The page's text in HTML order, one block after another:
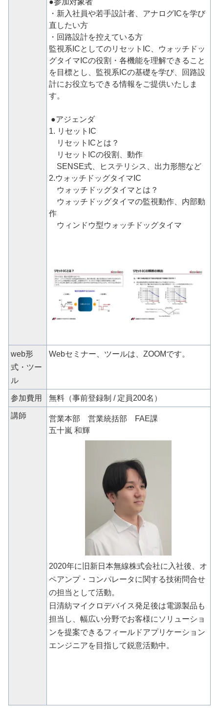
・新入社員や若手設計者、アナログICを学び
直したい方
・回路設計を控えている方
監視系ICとしてのリセットIC、ウォッチドッ
グタイマICの役割・各機能を理解できること
を目標とし、監視系ICの基礎を学び、回路設
計にお役立ちできる情報をご提供いたしま
す。
●アジェンダ
1. リセットIC
リセットICとは？
リセットICの役割、動作
SENSE式、ヒステリシス、出力形態など
2.ウォッチドッグタイマIC
ウォッチドッグタイマとは？
ウォッチドッグタイマの監視動作、内部動
作
ウィンドウ型ウォッチドッグタイマ
web形
式・ツー
ル
Webセミナー、ツールは、ZOOMです。
参加費用 無料（事前登録制 / 定員200名）
講師
営業本部 営業統括部 FAE課
五十嵐 和輝
2020年に旧新日本無線株式会社に入社後、オ
ペアンプ・コンパレータに関する技術問合せ
の担当として活動。
日清紡マイクロデバイス発足後は電源製品も
担当し、幅広い分野でお客様にソリューショ
ンを提案できるフィールドアプリケーション
エンジニアを目指して鋭意活動中。